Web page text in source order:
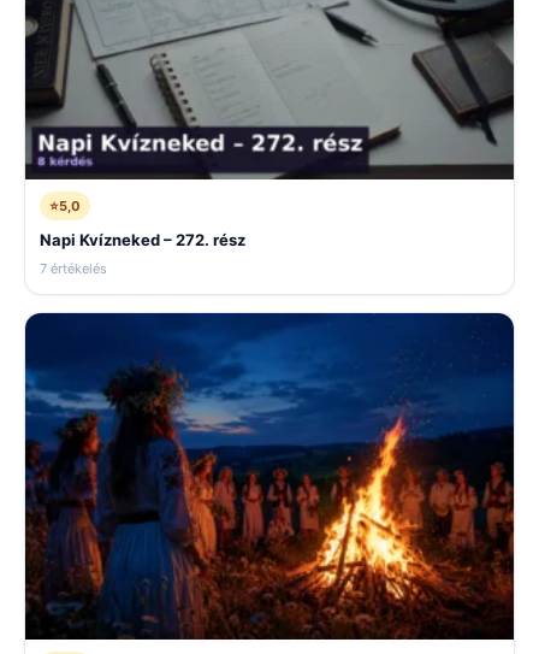
⭐5,0
Napi Kvízneked – 272. rész
7 értékelés